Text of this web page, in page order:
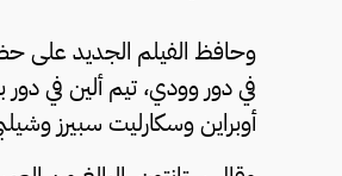
وحافظ الفيلم الجديد على
في دور وودي، تيم ألين في دور
أوبراين وسكارليت سبيرز